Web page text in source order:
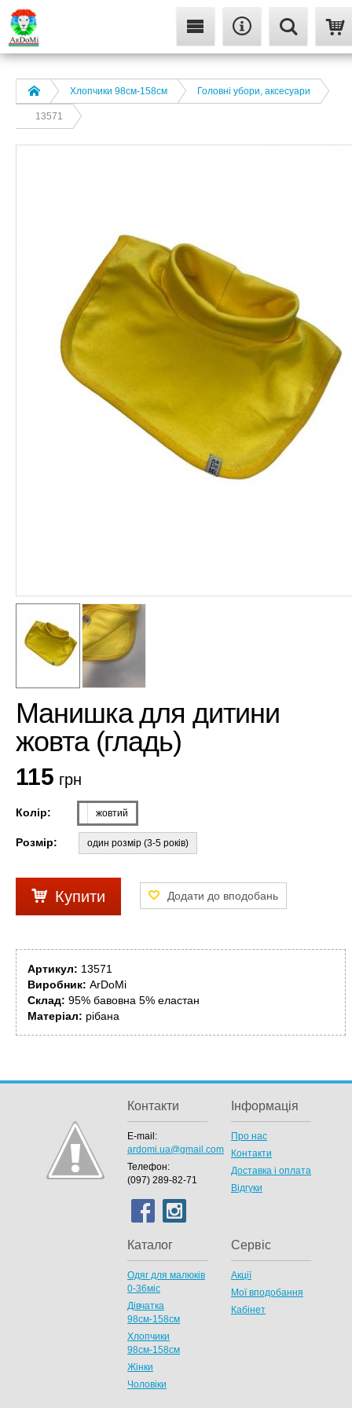
Хлопчики 98см-158см Головні убори, аксесуари
13571
Манишка для дитини
жовта (гладь)
115 грн
Колір: жовтий
Розмір: один розмір (3-5 років)
Купити
Артикул: 13571
Виробник: ArDoMi
Склад: 95% бавовна 5% еластан
Матеріал: рібана
Контакти
E-mail:
ardomi.ua@gmail.com
Телефон:
(097) 289-82-71
Інформація
Про нас
Контакти
Доставка і оплата
Відгуки
Каталог
Одяг для малюків
0-36міс
Дівчатка
98cм-158см
Хлопчики
98см-158см
Жінки
Чоловіки
Сервіс
Акції
Мої вподобання
Кабінет